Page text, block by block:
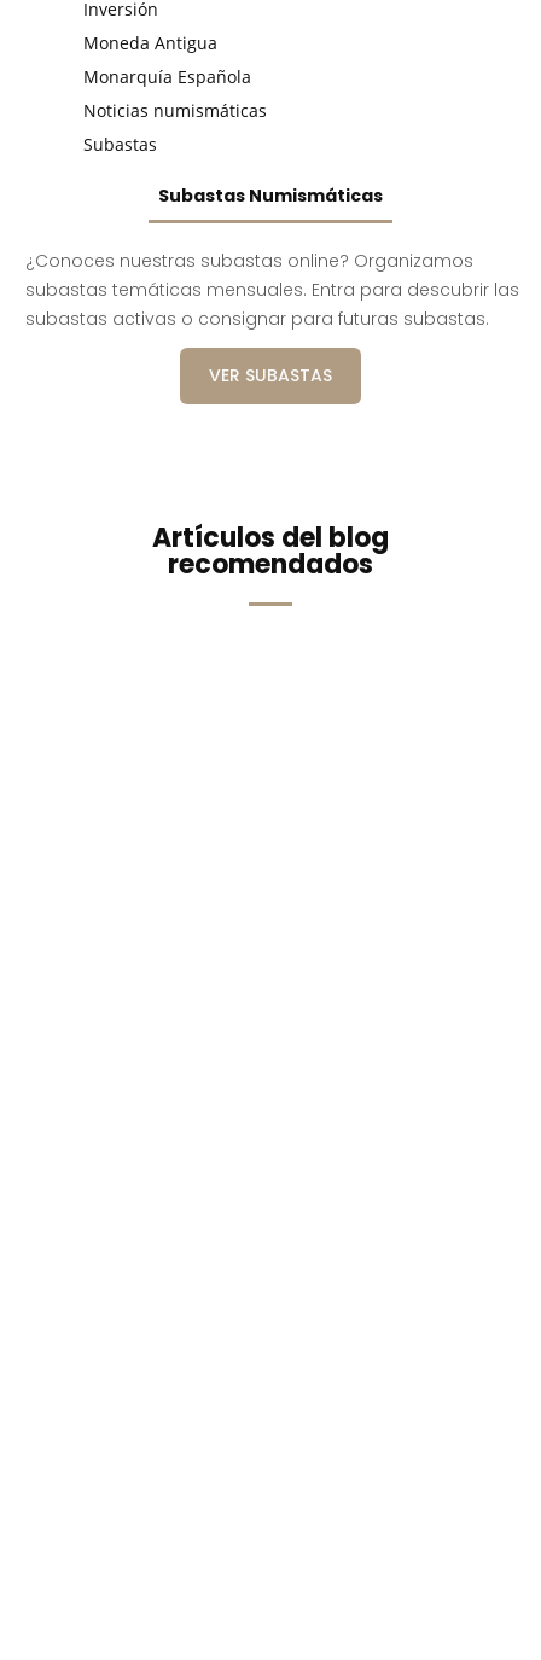
Inversión
Moneda Antigua
Monarquía Española
Noticias numismáticas
Subastas
Subastas Numismáticas
¿Conoces nuestras subastas online? Organizamos
subastas temáticas mensuales. Entra para descubrir las
subastas activas o consignar para futuras subastas.
VER SUBASTAS
Artículos del blog
recomendados